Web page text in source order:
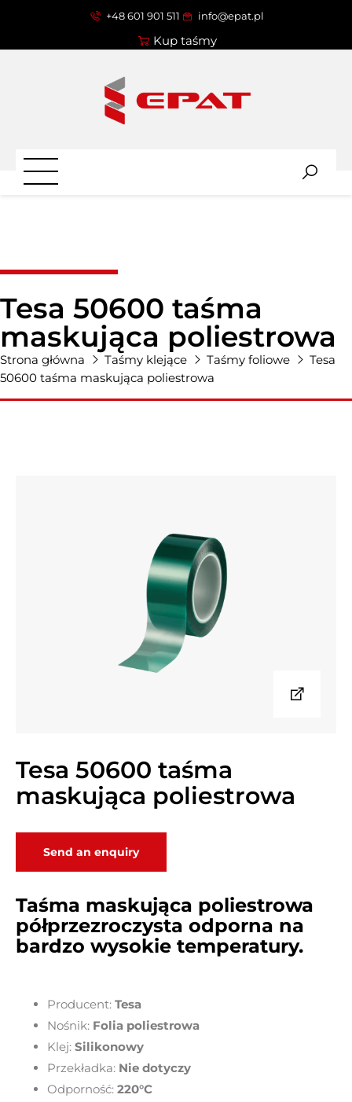
+48 601 901 511 info@epat.pl
Kup taśmy
Tesa 50600 taśma
maskująca poliestrowa
Strona główna Taśmy klejące Taśmy foliowe
Tesa
50600 taśma maskująca poliestrowa
Tesa 50600 taśma
maskująca poliestrowa
Send an enquiry
Taśma maskująca poliestrowa
półprzezroczysta odporna na
bardzo wysokie temperatury.
Producent: Tesa
Nośnik: Folia poliestrowa
Klej: Silikonowy
Przekładka: Nie dotyczy
Odporność: 220°C